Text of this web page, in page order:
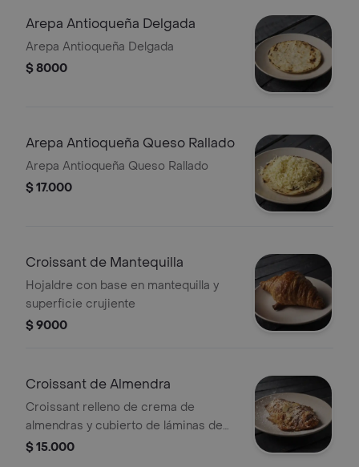
Arepa Antioqueña Delgada
Arepa Antioqueña Delgada
$ 8000
Arepa Antioqueña Queso Rallado
Arepa Antioqueña Queso Rallado
$ 17.000
Croissant de Mantequilla
Hojaldre con base en mantequilla y
superficie crujiente
$ 9000
Croissant de Almendra
Croissant relleno de crema de
almendras y cubierto de láminas de
almendras
$ 15.000